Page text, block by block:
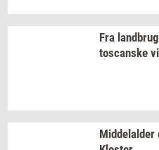
Fra land­brug
toscan­ske
Mid­delal­der